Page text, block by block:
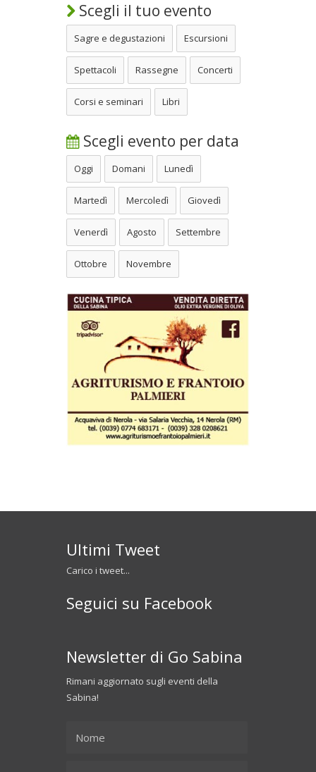
Scegli il tuo evento
Sagre e degustazioni Escursioni
Spettacoli Rassegne Concerti
Corsi e seminari Libri
Scegli evento per data
Oggi Domani Lunedì
Martedì Mercoledì Giovedì
Venerdì Agosto Settembre
Ottobre Novembre
Ultimi Tweet
Carico i tweet...
Seguici su Facebook
Newsletter di Go Sabina
Rimani aggiornato sugli eventi della
Sabina!